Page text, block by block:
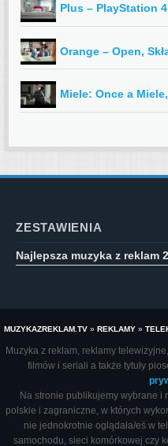
Plus – PlayStation
Orange – Open,
Miele: Once a
ZESTAWIENIA
Najlepsza muzyka z reklam
MUZYKAZREKLAM.TV » REKLAMY »
Muzyka z reklam, reklamy
filmów i seriali a także tytuły
Na stronie publikujemy wybrane i
polskie i zagraniczne, w których
nie jednokrotnie oglądała/eś w
samochodu, sieci komórkowej czy